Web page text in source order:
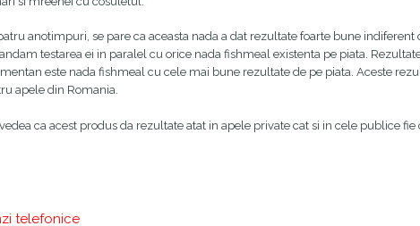
anotimpuri, se pare ca aceasta nada a dat rezultate foarte bune
testarea ei in paralel cu orice nada fishmeal existenta pe piata.
este nada fishmeal cu cele mai bune rezultate de pe piata. Aceste
apele din Romania.
ca acest produs da rezultate atat in apele private cat si in cele publice
telefonice